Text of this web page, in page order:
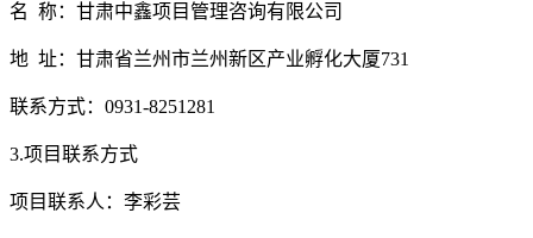
名 称： 甘肃中鑫项目管理咨询有限公司
地 址： 甘肃省兰州市兰州新区产业孵化大厦731
联系方式： 0931-8251281
3.项目联系方式
项目联系人： 李彩芸